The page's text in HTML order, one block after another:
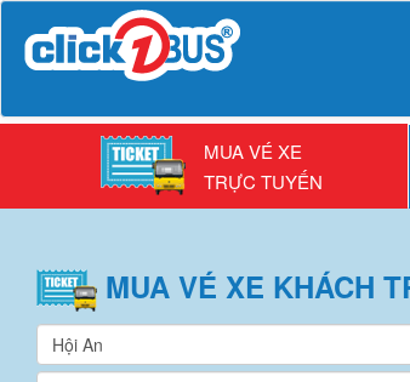
MUA VÉ XE
TRỰC TUYẾN
MUA VÉ XE KHÁCH